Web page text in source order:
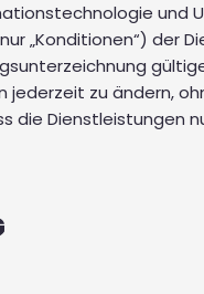
und
„Konditionen“) der
zu ändern,
die Dienstleistungen